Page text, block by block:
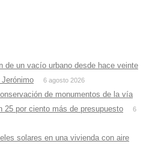
de un vacío urbano desde hace veinte
6 agosto 2026
de monumentos de la vía
25 por ciento más de presupuesto
6
solares en una vivienda con aire